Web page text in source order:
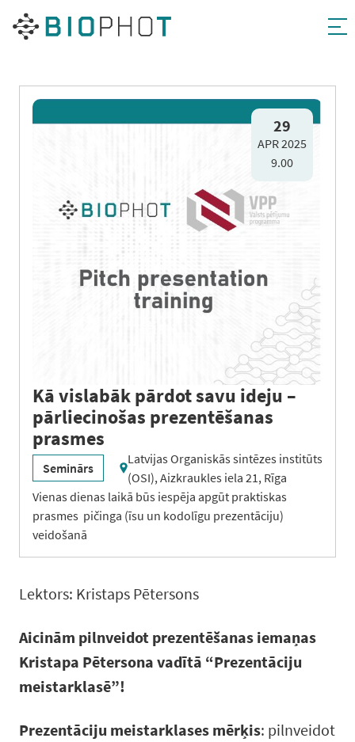
Pāriet
29
APR 2025
9.00
Kā vislabāk pārdot savu ideju –
pārliecinošas prezentēšanas
prasmes
Seminārs
Latvijas Organiskās sintēzes institūts
(OSI), Aizkraukles iela 21, Rīga
Vienas dienas laikā būs iespēja apgūt praktiskas
prasmes pičinga (īsu un kodolīgu prezentāciju)
veidošanā
Lektors: Kristaps Pētersons
Aicinām pilnveidot prezentēšanas iemaņas
Kristapa Pētersona vadītā “Prezentāciju
meistarklasē”!
Prezentāciju meistarklases mērķis: pilnveidot